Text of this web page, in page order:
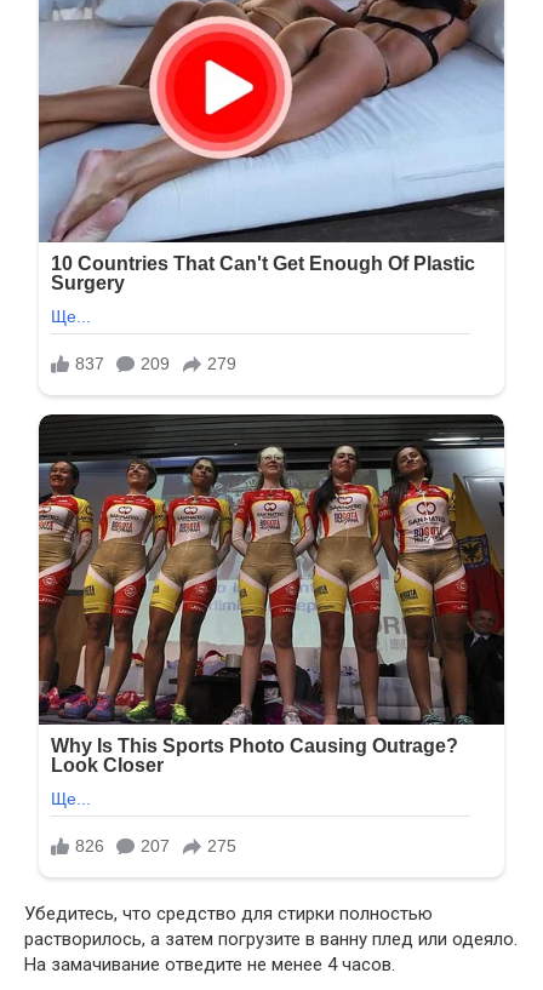
Убедитесь, что средство для стирки полностью
растворилось, а затем погрузите в ванну плед или одеяло.
На замачивание отведите не менее 4 часов.